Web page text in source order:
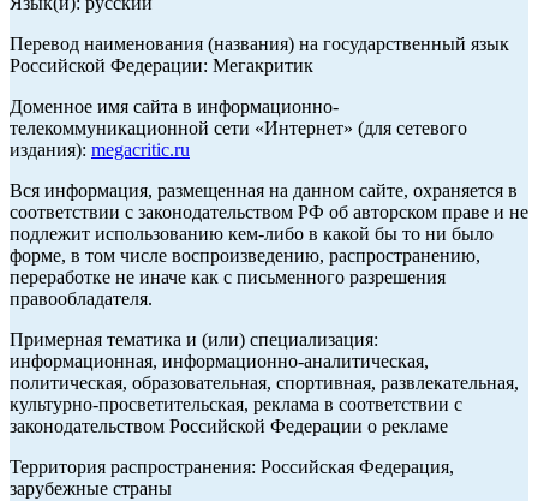
Перевод наименования (названия) на государственный язык
Российской Федерации: Мегакритик
Доменное имя сайта в информационно-
телекоммуникационной сети «Интернет» (для сетевого
издания): megacritic.ru
Вся информация, размещенная на данном сайте, охраняется в
соответствии с законодательством РФ об авторском праве и не
подлежит использованию кем-либо в какой бы то ни было
форме, в том числе воспроизведению, распространению,
переработке не иначе как с письменного разрешения
правообладателя.
Примерная тематика и (или) специализация:
информационная, информационно-аналитическая,
политическая, образовательная, спортивная, развлекательная,
культурно-просветительская, реклама в соответствии с
законодательством Российской Федерации о рекламе
Территория распространения: Российская Федерация,
зарубежные страны